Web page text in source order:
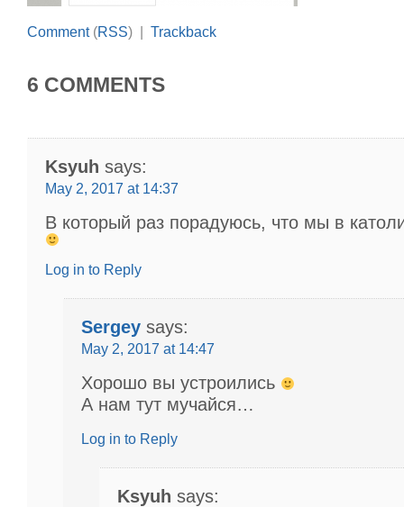
Comment(RSS) | Trackback
6 COMMENTS
Ksyuh says:
May 2, 2017 at 14:37
В который раз порадуюсь, что мы в
Log in to Reply
Sergey says:
May 2, 2017 at 14:47
Хорошо вы устроились
А нам тут мучайся…
Log in to Reply
Ksyuh says: